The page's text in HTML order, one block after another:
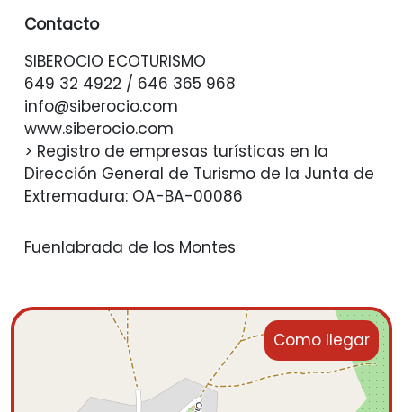
Contacto
SIBEROCIO ECOTURISMO
649 32 4922 / 646 365 968
info@siberocio.com
www.siberocio.com
> Registro de empresas turísticas en la
Dirección General de Turismo de la Junta de
Extremadura: OA-BA-00086
Fuenlabrada de los Montes
Como llegar